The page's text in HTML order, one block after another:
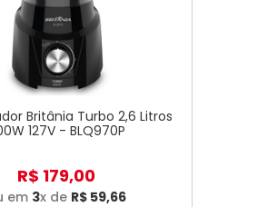
Britânia Turbo 2,6 Litros
127V - BLQ970P
R$ 179,00
em 3x de R$ 59,66